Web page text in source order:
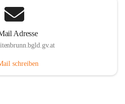
Adresse
schreiben